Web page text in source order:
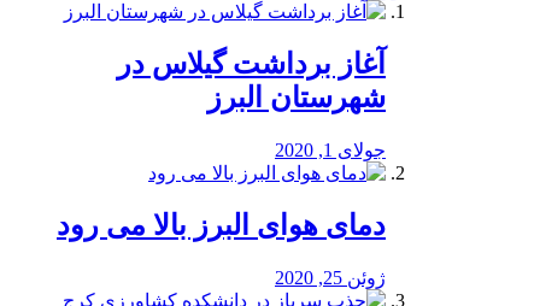
آغاز برداشت گیلاس در
شهرستان البرز
جولای 1, 2020
دمای هوای البرز بالا می رود
ژوئن 25, 2020